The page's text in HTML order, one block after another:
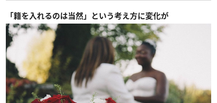
「籍を入れるのは当然」という考え方に変化が